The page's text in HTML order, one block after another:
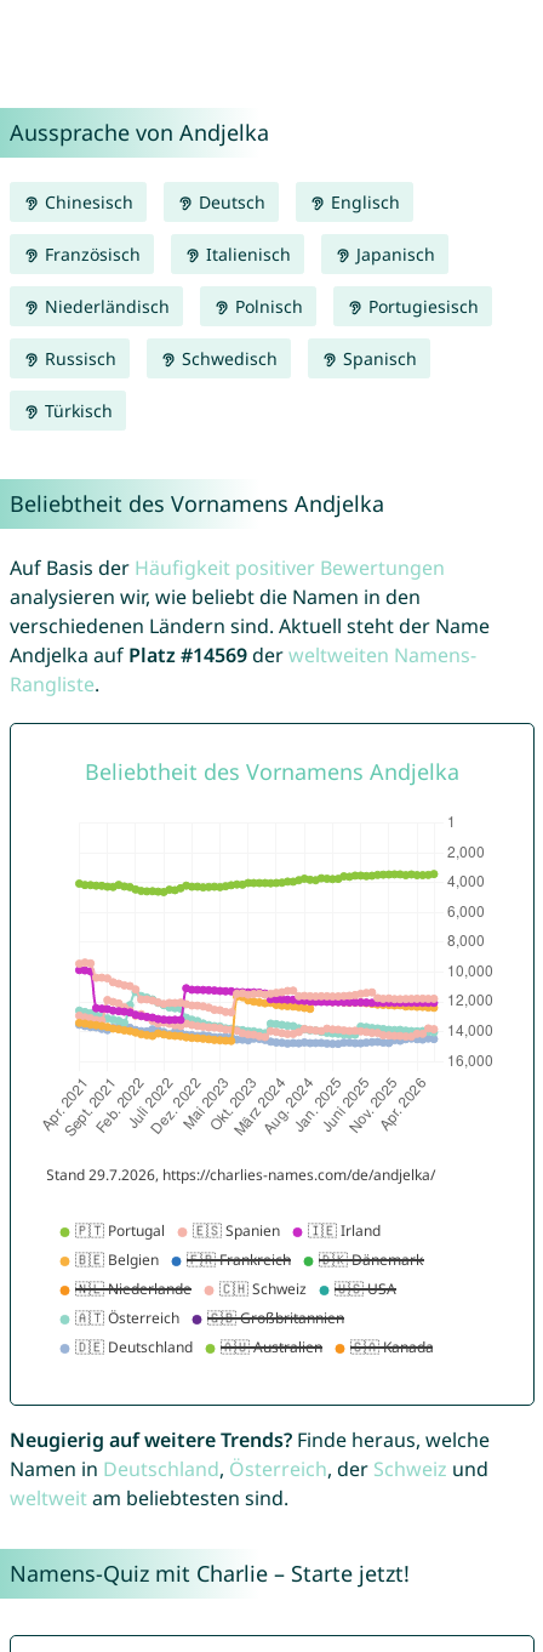
Aussprache von Andjelka
Chinesisch Deutsch Englisch
Französisch Italienisch Japanisch
Niederländisch Polnisch Portugiesisch
Russisch Schwedisch Spanisch
Türkisch
Beliebtheit des Vornamens Andjelka
Auf Basis der Häufigkeit positiver Bewertungen
analysieren wir, wie beliebt die Namen in den
verschiedenen Ländern sind. Aktuell steht der Name
Andjelka auf Platz #14569derweltweiten Namens-
Rangliste.
Neugierig auf weitere Trends?Finde heraus, welche
Namen in Deutschland, Österreich, der Schweiz und
weltweitam beliebtesten sind.
Namens-Quiz mit Charlie – Starte jetzt!